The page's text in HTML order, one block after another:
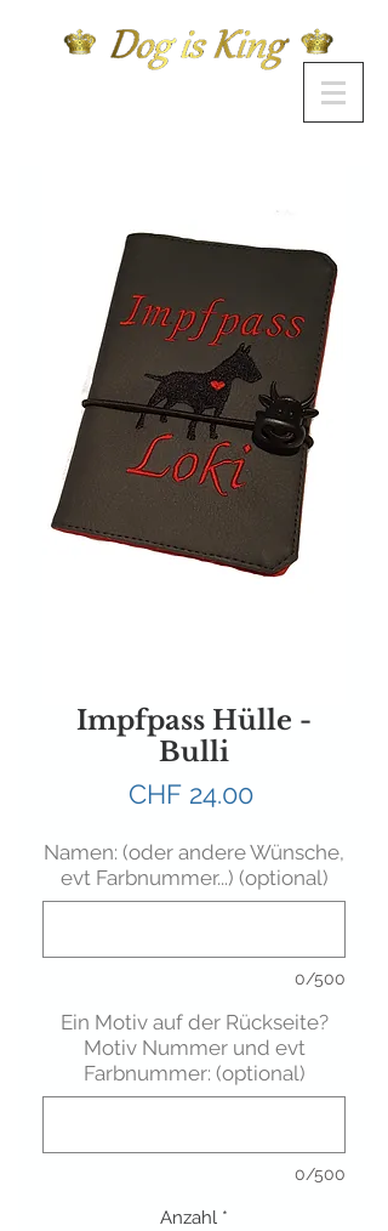
Impfpass Hülle -
Bulli
CHF 24.00Preis
Namen: (oder andere Wünsche,
evt Farbnummer...) (optional)
0/500
Ein Motiv auf der Rückseite?
Motiv Nummer und evt
Farbnummer: (optional)
0/500
Anzahl *